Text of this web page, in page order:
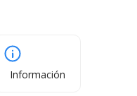
Información